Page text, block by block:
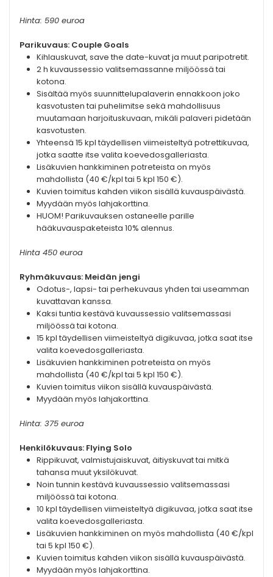
Hinta: 590 euroa
Parikuvaus: Couple Goals
Kihlauskuvat, save the date-kuvat ja muut paripotretit.
2 h kuvaussessio valitsemassanne miljöössä tai
kotona.
Sisältää myös suunnittelupalaverin ennakkoon joko
kasvotusten tai puhelimitse sekä mahdollisuus
muutamaan harjoituskuvaan, mikäli palaveri pidetään
kasvotusten.
Yhteensä 15 kpl täydellisen viimeisteltyä potrettikuvaa,
jotka saatte itse valita koevedosgalleriasta.
Lisäkuvien hankkiminen potreteista on myös
mahdollista (40 €/kpl tai 5 kpl 150 €).
Kuvien toimitus kahden viikon sisällä kuvauspäivästä.
Myydään myös lahjakorttina.
HUOM! Parikuvauksen ostaneelle parille
hääkuvauspaketeista 10% alennus.
Hinta 450 euroa
Ryhmäkuvaus: Meidän jengi
Odotus-, lapsi- tai perhekuvaus yhden tai useamman
kuvattavan kanssa.
Kaksi tuntia kestävä kuvaussessio valitsemassasi
miljöössä tai kotona.
15 kpl täydellisen viimeisteltyä digikuvaa, jotka saat itse
valita koevedosgalleriasta.
Lisäkuvien hankkiminen potreteista on myös
mahdollista (40 €/kpl tai 5 kpl 150 €).
Kuvien toimitus viikon sisällä kuvauspäivästä.
Myydään myös lahjakorttina.
Hinta: 375 euroa
Henkilökuvaus: Flying Solo
Rippikuvat, valmistujaiskuvat, äitiyskuvat tai mitkä
tahansa muut yksilökuvat.
Noin tunnin kestävä kuvaussessio valitsemassasi
miljöössä tai kotona.
10 kpl täydellisen viimeisteltyä digikuvaa, jotka saat itse
valita koevedosgalleriasta.
Lisäkuvien hankkiminen on myös mahdollista (40 €/kpl
tai 5 kpl 150 €).
Kuvien toimitus kahden viikon sisällä kuvauspäivästä.
Myydään myös lahjakorttina.